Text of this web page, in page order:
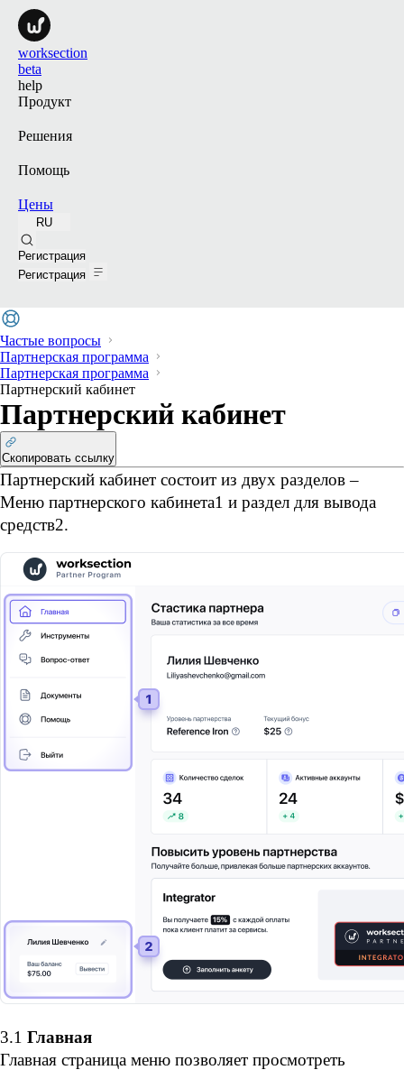
worksection
beta
help
Продукт
Решения
Помощь
Цены
RU
Регистрация
Регистрация
Частые вопросы
Партнерская программа
Партнерская программа
Партнерский кабинет
Партнерский кабинет
Скопировать ссылку
Партнерский кабинет состоит из двух разделов –
Меню партнерского кабинета1 и раздел для вывода
средств2.
3.1 Главная
Главная страница меню позволяет просмотреть